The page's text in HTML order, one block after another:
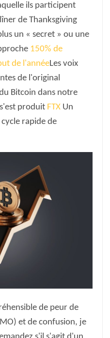
ils participent
de Thanksgiving
un « secret » ou une
150% de
de l'annéeLes voix
de l'original
Bitcoin dans notre
produit FTX Un
rapide de
de peur de
et de confusion, je